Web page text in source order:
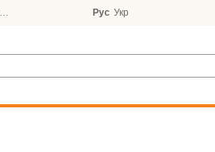
Рус Укр